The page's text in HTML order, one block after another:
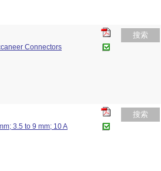
Connectors
搜索
3.5 to 9 mm; 10 A
搜索